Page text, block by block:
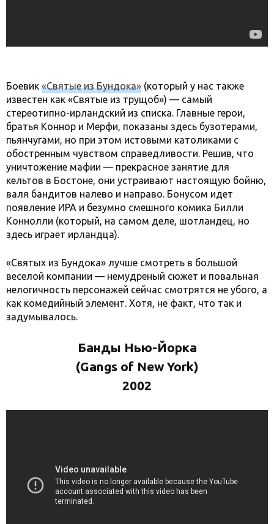
Боевик «Святые из Бундока» (который у нас также
известен как «Святые из трущоб») — самый
стереотипно-ирландский из списка. Главные герои,
братья Коннор и Мерфи, показаны здесь бузотерами,
пьянчугами, но при этом истовыми католиками с
обостренным чувством справедливости. Решив, что
уничтожение мафии — прекрасное занятие для
кельтов в Бостоне, они устраивают настоящую бойню,
валя бандитов налево и направо. Бонусом идет
появление ИРА и безумно смешного комика Билли
Коннолли (который, на самом деле, шотландец, но
здесь играет ирландца).
«Святых из Бундока» лучше смотреть в большой
веселой компании — немудреный сюжет и повальная
нелогичность персонажей сейчас смотрятся не убого, а
как комедийный элемент. Хотя, не факт, что так и
задумывалось.
Банды Нью-Йорка
(Gangs of New York)
2002